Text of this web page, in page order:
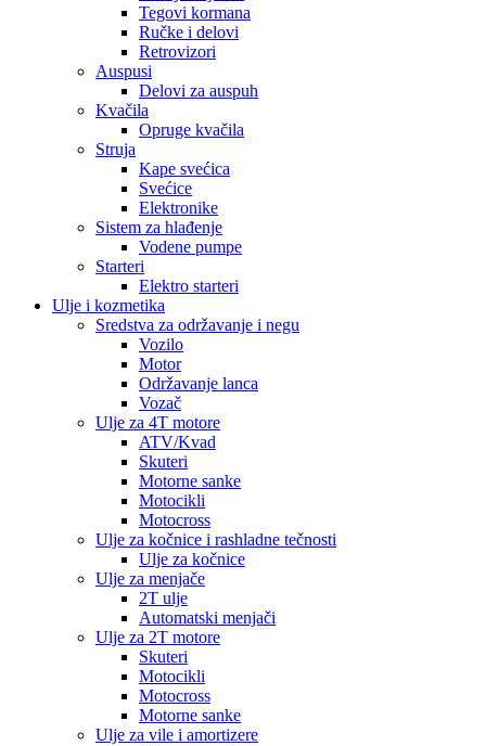
Tegovi kormana
Ručke i delovi
Retrovizori
Auspusi
Delovi za auspuh
Kvačila
Opruge kvačila
Struja
Kape svećica
Svećice
Elektronike
Sistem za hlađenje
Vodene pumpe
Starteri
Elektro starteri
Ulje i kozmetika
Sredstva za održavanje i negu
Vozilo
Motor
Održavanje lanca
Vozač
Ulje za 4T motore
ATV/Kvad
Skuteri
Motorne sanke
Motocikli
Motocross
Ulje za kočnice i rashladne tečnosti
Ulje za kočnice
Ulje za menjače
2T ulje
Automatski menjači
Ulje za 2T motore
Skuteri
Motocikli
Motocross
Motorne sanke
Ulje za vile i amortizere